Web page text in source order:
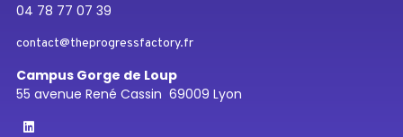
04 78 77 07 39
contact@theprogressfactory.fr
Campus Gorge de Loup
55 avenue René Cassin 69009 Lyon